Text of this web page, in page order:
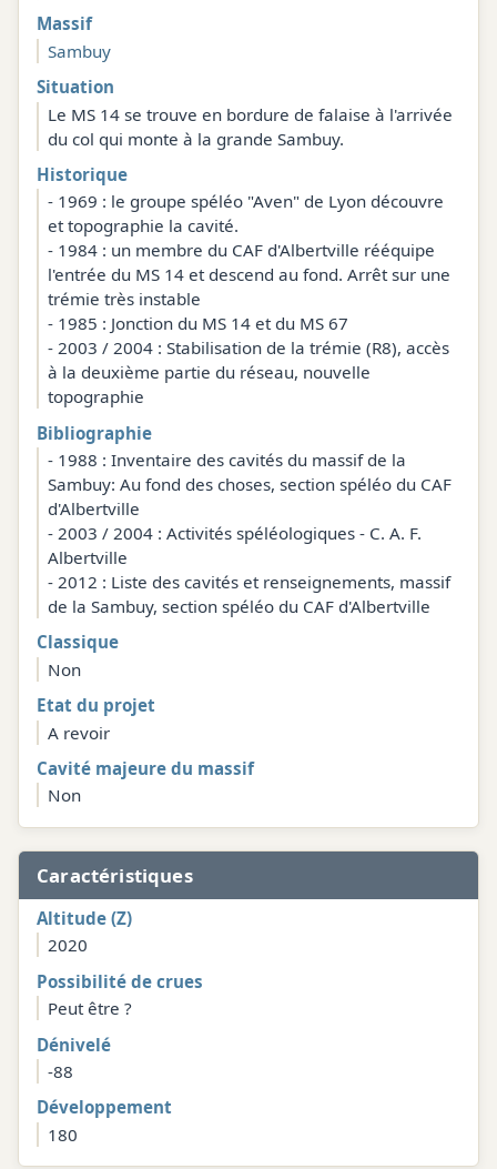
Massif
Sambuy
Situation
Le MS 14 se trouve en bordure de falaise à l'arrivée
du col qui monte à la grande Sambuy.
Historique
- 1969 : le groupe spéléo "Aven" de Lyon découvre
et topographie la cavité.
- 1984 : un membre du CAF d'Albertville rééquipe
l'entrée du MS 14 et descend au fond. Arrêt sur une
trémie très instable
- 1985 : Jonction du MS 14 et du MS 67
- 2003 / 2004 : Stabilisation de la trémie (R8), accès
à la deuxième partie du réseau, nouvelle
topographie
Bibliographie
- 1988 : Inventaire des cavités du massif de la
Sambuy: Au fond des choses, section spéléo du CAF
d'Albertville
- 2003 / 2004 : Activités spéléologiques - C. A. F.
Albertville
- 2012 : Liste des cavités et renseignements, massif
de la Sambuy, section spéléo du CAF d'Albertville
Classique
Non
Etat du projet
A revoir
Cavité majeure du massif
Non
Caractéristiques
Altitude (Z)
2020
Possibilité de crues
Peut être ?
Dénivelé
-88
Développement
180